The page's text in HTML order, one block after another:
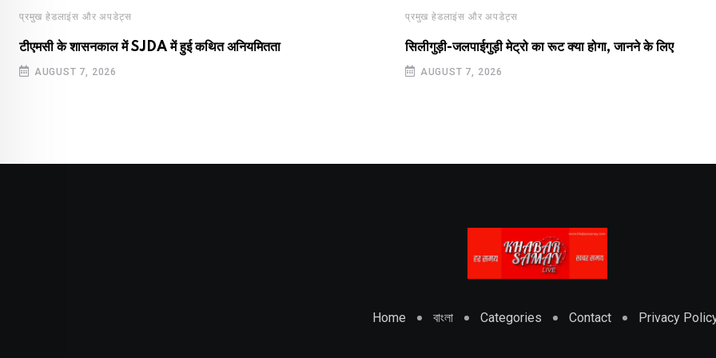
प्रमुख हेडलाइंस और अपडेट्स
टीएमसी के शासनकाल में SJDA में हुई कथित अनियमितता
AUGUST 7, 2026
प्रमुख हेडलाइंस और अपडेट्स
सिलीगुड़ी-जलपाईगुड़ी मेट्रो का रूट क्या होगा, जानने के लिए
AUGUST 7, 2026
Home বাংলা Categories Contact Privacy